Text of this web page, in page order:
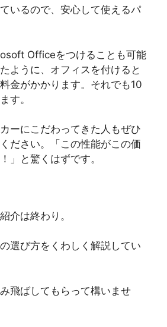
いるので、安心して使えるパ
Officeをつけることも可能
ように、オフィスを付けると
金がかかります。それでも10
す。
ーにこだわってきた人もぜひ
ださい。「この性能がこの価
」と驚くはずです。
介は終わり。
選び方をくわしく解説してい
飛ばしてもらって構いませ